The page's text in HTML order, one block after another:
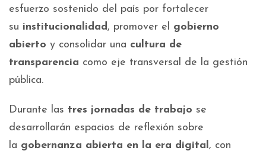
esfuerzo sostenido del país por fortalecer
su institucionalidad, promover el gobierno
abierto y consolidar una cultura de
transparencia como eje transversal de la gestión
pública.
Durante las tres jornadas de trabajo se
desarrollarán espacios de reflexión sobre
la gobernanza abierta en la era digital, con